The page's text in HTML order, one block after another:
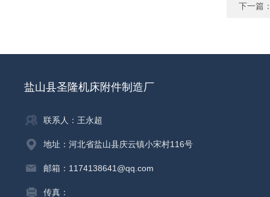
下一篇
盐山县圣隆机床附件制造厂
联系人：王永超
地址：河北省盐山县庆云镇小宋村116号
邮箱：1174138641@qq.com
传真：